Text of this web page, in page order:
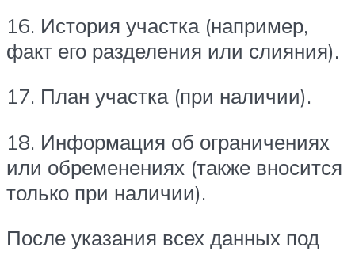
16. История участка (например,
факт его разделения или слияния).
17. План участка (при наличии).
18. Информация об ограничениях
или обременениях (также вносится
только при наличии).
После указания всех данных под